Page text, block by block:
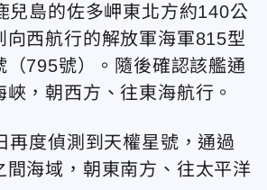
兒島的佐多岬東北方約140公
向西航行的解放軍海軍815型
（795號）。隨後確認該艦通
，朝西方、往東海航行。
再度偵測到天權星號，通過
間海域，朝東南方、往太平洋